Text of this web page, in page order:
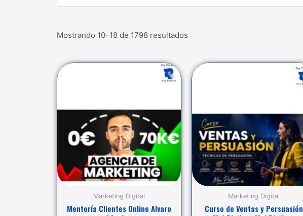
...
Mostrando 10–18 de 1798 resultados
Marketing Digital
Mentoría Clientes Online Alvaro
Marketing Digital
Curso de Ventas y Persuasión